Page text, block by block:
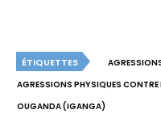
ÉTIQUETTES
AGRESSIONS PHYSIQUES CONTRE
OUGANDA (IGANGA)